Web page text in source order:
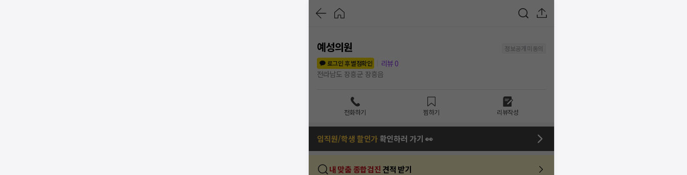
예성의원
정보공개 미동의
로그인 후 별점확인
리뷰 0
전라남도 장흥군 장흥읍
전화하기 찜하기 리뷰작성
임직원/학생 할인가확인하러 가기 👀
내 맞춤 종합검진 견적 받기